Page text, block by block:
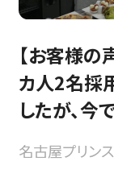
【お客様の
カ人2名採
したが、今
名古屋プリン